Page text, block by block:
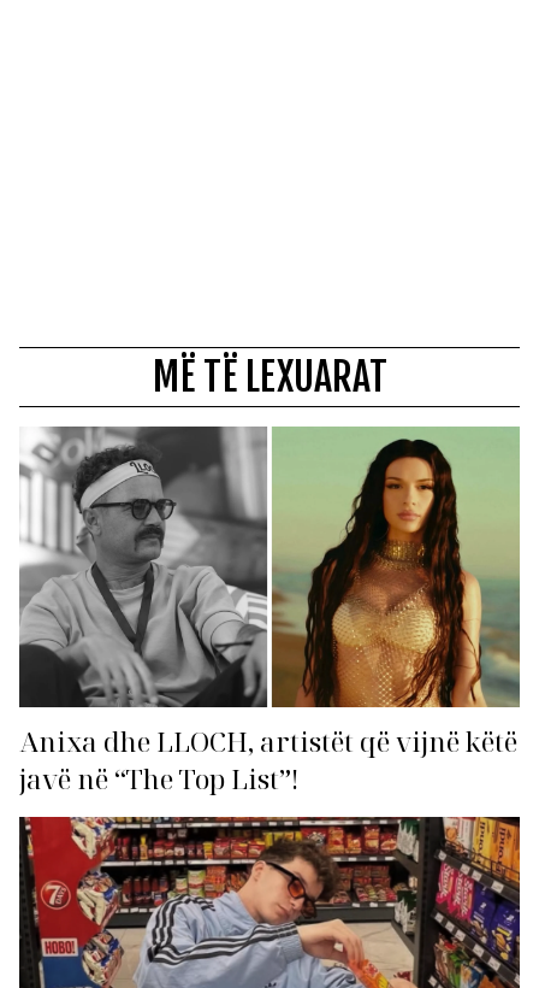
MË TË LEXUARAT
Anixa dhe LLOCH, artistët që vijnë këtë
javë në “The Top List”!